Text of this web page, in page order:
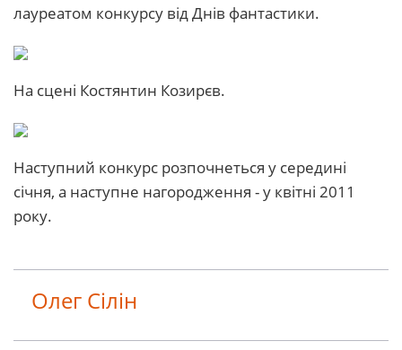
лауреатом конкурсу від Днів фантастики.
На сцені Костянтин Козирєв.
Наступний конкурс розпочнеться у середині
січня, а наступне нагородження - у квітні 2011
року.
Олег Сілін